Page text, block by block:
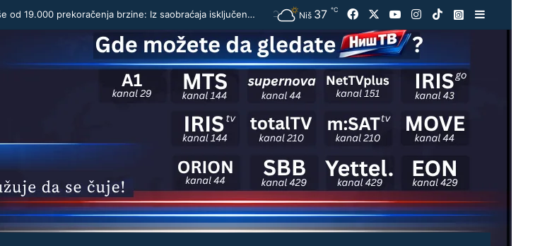
Za samo tri dana otkriveno više od 19.000 prekoračenja brzine: Iz saobraćaja isključena 273 vozača Niš 37 ℃ Facebook YouTubeInstagram
TikTokInstagram